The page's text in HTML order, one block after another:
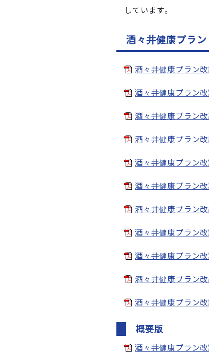
しています｡
酒々井健康プラ
酒々井健康プラン
酒々井健康プラン
酒々井健康プラン
酒々井健康プラン
酒々井健康プラン
酒々井健康プラン
酒々井健康プラン
酒々井健康プラン
酒々井健康プラン
酒々井健康プラン
酒々井健康プラン
概要版
酒々井健康プラン